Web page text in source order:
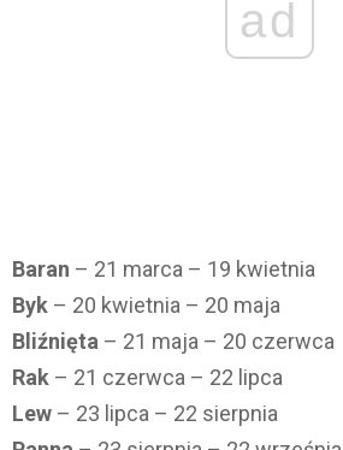
ad
Baran – 21 marca – 19 kwietnia
Byk – 20 kwietnia – 20 maja
Bliźnięta – 21 maja – 20 czerwca
Rak – 21 czerwca – 22 lipca
Lew – 23 lipca – 22 sierpnia